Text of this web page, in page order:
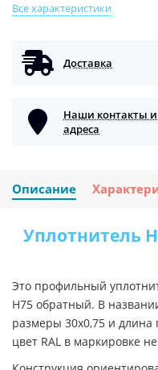
Все характеристики
Доставка
Наши контакты и
адреса
Описание
Уплотнитель
Это профильный
Н75 обратный. В
размеры 30х0,75 и длина
цвет RAL в маркировке